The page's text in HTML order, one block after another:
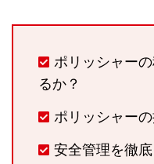
ポリッシャー
るか？
ポリッシャー
安全管理を徹